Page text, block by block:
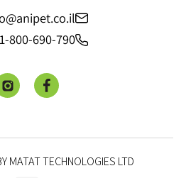
1-800-690-790
פייסבוק
MATAT TECHNOLOGIES LTD